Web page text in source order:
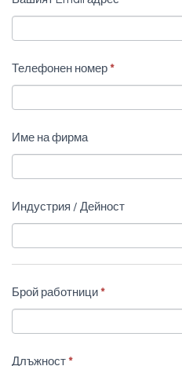
Телефонен номер *
Име на фирма
Индустрия / Дейност
Брой работници *
Длъжност *